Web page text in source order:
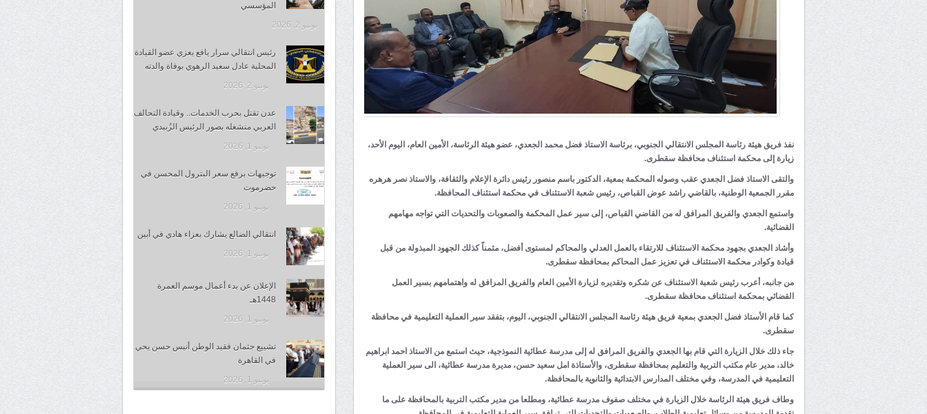
نفذ فريق هيئة رئاسة المجلس الانتقالي الجنوبي، برئاسة الاستاذ فضل محمد الجعدي، عضو هيئة الرئاسة، الأمين العام، اليوم الأحد،
زيارة إلى محكمة استئناف محافظة سقطرى.
والتقى الاستاذ فضل الجعدي عقب وصوله المحكمة بمعية، الدكتور باسم منصور رئيس دائرة الإعلام والثقافة، والاستاذ نصر هرهره
مقرر الجمعية الوطنية، بالقاضي راشد عوض القباص، رئيس شعبة الاستئناف في محكمة استئناف المحافظة.
واستمع الجعدي والفريق المرافق له من القاضي القباص، إلى سير عمل المحكمة والصعوبات والتحديات التي تواجه مهامهم
القضائية.
وأشاد الجعدي بجهود محكمة الاستئناف للارتقاء بالعمل العدلي والمحاكم لمستوى أفضل، مثمناً كذلك الجهود المبذولة من قبل
قيادة وكوادر محكمة الاستئناف في تعزيز عمل المحاكم بمحافظة سقطرى.
من جانبه، أعرب رئيس شعبة الاستئناف عن شكره وتقديره لزيارة الأمين العام والفريق المرافق له واهتمامهم بسير العمل
القضائي بمحكمة استئناف محافظة سقطرى.
كما قام الأستاذ فضل الجعدي بمعية فريق هيئة رئاسة المجلس الانتقالي الجنوبي، اليوم، بتفقد سير العملية التعليمية في محافظة
سقطرى.
جاء ذلك خلال الزيارة التي قام بها الجعدي والفريق المرافق له إلى مدرسة عطائية النموذجية، حيث استمع من الاستاذ احمد ابراهيم
خالد، مدير عام مكتب التربية والتعليم بمحافظة سقطرى، والأستاذة امل سعيد حسن، مديرة مدرسة عطائية، الى سير العملية
التعليمية في المدرسة، وفي مختلف المدارس الابتدائية والثانوية بالمحافظة.
وطاف فريق هيئة الرئاسة خلال الزيارة في مختلف صفوف مدرسة عطائية، ومطلعا من مدير مكتب التربية بالمحافظة على ما
المؤسسي
يونيو 2, 2026
رئيس انتقالي سرار يافع يعزي عضو القيادة
المحلية عادل سعيد الرهوي بوفاة والدته
يونيو 2, 2026
عدن تقتل بحرب الخدمات.. وقيادة التحالف
العربي منشغله بصور الرئيس الزُبيدي
يونيو 1, 2026
توجيهات برفع سعر البترول المحسن في
حضرموت
يونيو 1, 2026
انتقالي الضالع يشارك بعزاء هادي في أبين
يونيو 1, 2026
الإعلان عن بدء أعمال موسم العمرة
1448هـ
يونيو 1, 2026
تشييع جثمان فقيد الوطن أنيس حسن يحي
في القاهرة
يونيو 1, 2026